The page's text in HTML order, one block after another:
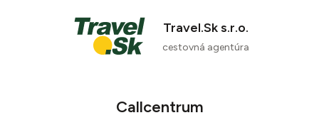
Travel.Sk s.r.o.
cestovná agentúra
Callcentrum